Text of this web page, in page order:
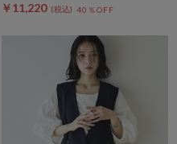
￥11,220 40％OFF